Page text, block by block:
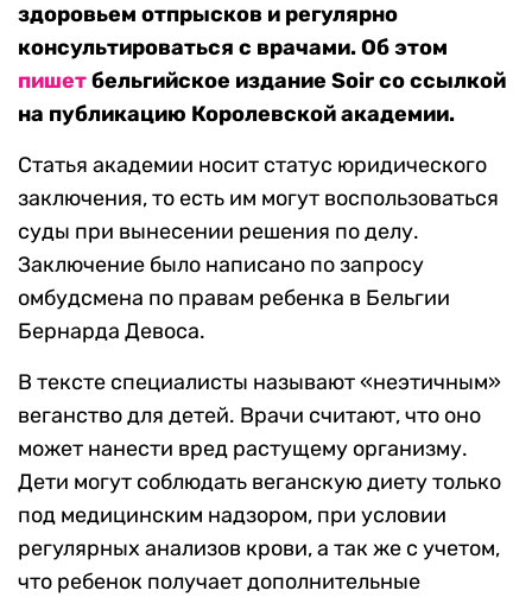
здоровьем отпрысков и регулярно
консультироваться с врачами. Об этом
пишетбельгийское издание Soir со ссылкой
на публикацию Королевской академии.
Статья академии носит статус юридического
заключения, то есть им могут воспользоваться
суды при вынесении решения по делу.
Заключение было написано по запросу
омбудсмена по правам ребенка в Бельгии
Бернарда Девоса.
В тексте специалисты называют «неэтичным»
веганство для детей. Врачи считают, что оно
может нанести вред растущему организму.
Дети могут соблюдать веганскую диету только
под медицинским надзором, при условии
регулярных анализов крови, а так же с учетом,
что ребенок получает дополнительные